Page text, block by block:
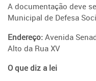
A documentação deve
Municipal de Defesa
Endereço: Avenida
Alto da Rua XV
O que diz a lei